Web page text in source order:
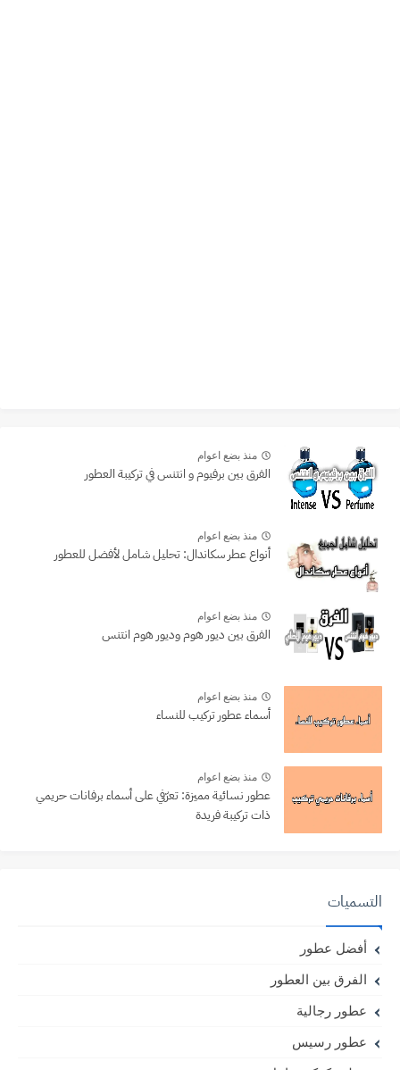
منذ بضع اعوام
الفرق بين برفيوم و انتنس في تركيبة العطور
منذ بضع اعوام
أنواع عطر سكاندال: تحليل شامل لأفضل للعطور
منذ بضع اعوام
الفرق بين ديور هوم وديور هوم انتنس
منذ بضع اعوام
أسماء عطور تركيب للنساء
منذ بضع اعوام
عطور نسائية مميزة: تعرّفي على أسماء برفانات حريمي
ذات تركيبة فريدة
التسميات
أفضل عطور
الفرق بين العطور
عطور رجالية
عطور رسيس